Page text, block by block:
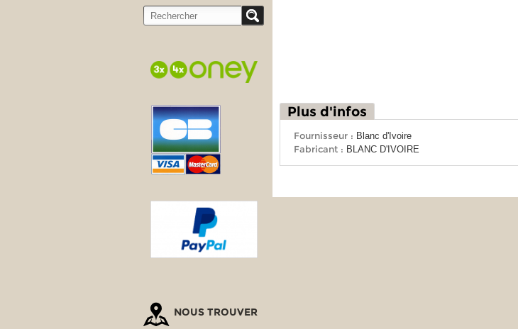
NOUS TROUVER
Plus d'infos
Fournisseur : Blanc d'Ivoire
Fabricant : BLANC D'IVOIRE